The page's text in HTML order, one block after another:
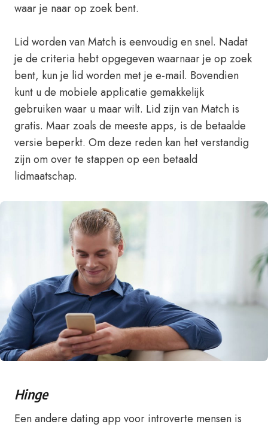
waar je naar op zoek bent.
Lid worden van Match is eenvoudig en snel. Nadat
je de criteria hebt opgegeven waarnaar je op zoek
bent, kun je lid worden met je e-mail. Bovendien
kunt u de mobiele applicatie gemakkelijk
gebruiken waar u maar wilt. Lid zijn van Match is
gratis. Maar zoals de meeste apps, is de betaalde
versie beperkt. Om deze reden kan het verstandig
zijn om over te stappen op een betaald
lidmaatschap.
Hinge
Een andere dating app voor introverte mensen is